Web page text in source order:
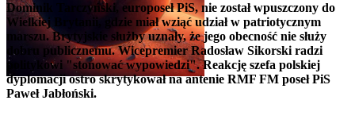
Dominik Tarczyński, europoseł PiS, nie został wpuszczony do
Wielkiej Brytanii, gdzie miał wziąć udział w patriotycznym
marszu. Brytyjskie służby uznały, że jego obecność nie służy
dobru publicznemu. Wicepremier Radosław Sikorski radzi
politykowi "stonować wypowiedzi". Reakcję szefa polskiej
dyplomacji ostro skrytykował na antenie RMF FM poseł PiS
Paweł Jabłoński.